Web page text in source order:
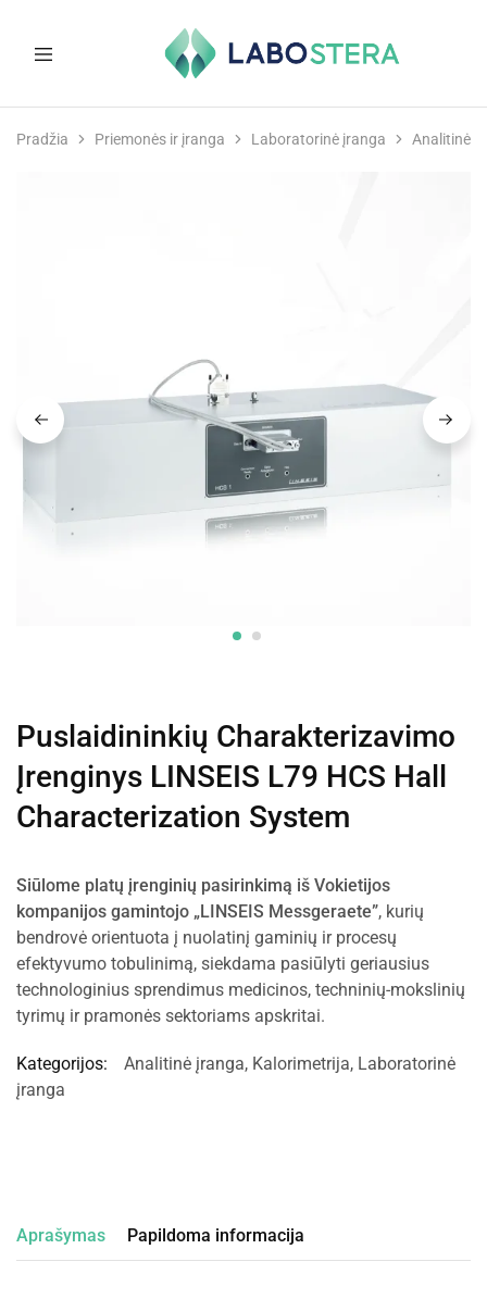
ir
Pradžia Priemonės ir įranga Laboratorinė įranga Analitinė
Puslaidininkių Charakterizavimo
Įrenginys LINSEIS L79 HCS Hall
Characterization System
Siūlome platų įrenginių pasirinkimą iš Vokietijos
kompanijos gamintojo „LINSEIS Messgeraete”, kurių
bendrovė orientuota į nuolatinį gaminių ir procesų
efektyvumo tobulinimą, siekdama pasiūlyti geriausius
technologinius sprendimus medicinos, techninių-mokslinių
tyrimų ir pramonės sektoriams apskritai.
Kategorijos: Analitinė įranga, Kalorimetrija, Laboratorinė
įranga
Aprašymas Papildoma informacija